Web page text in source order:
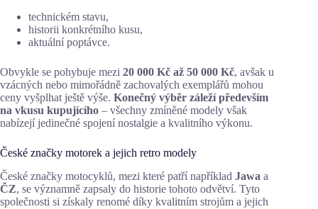
technickém stavu,
historii konkrétního kusu,
aktuální poptávce.
Obvykle se pohybuje mezi 20 000 Kč až 50 000 Kč, avšak u
vzácných nebo mimořádně zachovalých exemplářů mohou
ceny vyšplhat ještě výše. Konečný výběr záleží především
na vkusu kupujícího – všechny zmíněné modely však
nabízejí jedinečné spojení nostalgie a kvalitního výkonu.
České značky motorek a jejich retro modely
České značky motocyklů, mezi které patří například Jawa a
ČZ, se významně zapsaly do historie tohoto odvětví. Tyto
společnosti si získaly renomé díky kvalitním strojům a jejich